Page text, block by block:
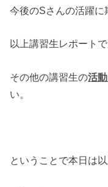
今後のSさんの活躍に
以上講習生レポートで
その他の講習生の活
い。
ということで本日は以